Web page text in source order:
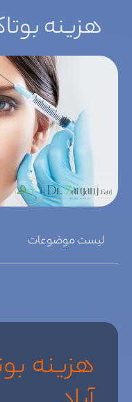
هزینه
لیست موضوعات
هزینه